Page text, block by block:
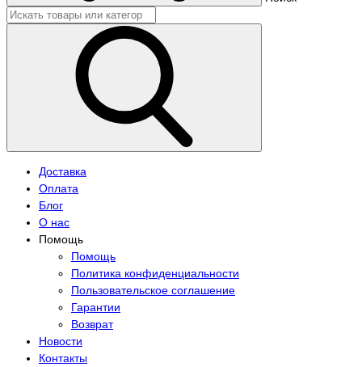
Доставка
Оплата
Блог
О нас
Помощь
Помощь
Политика конфиденциальности
Пользовательское соглашение
Гарантии
Возврат
Новости
Контакты